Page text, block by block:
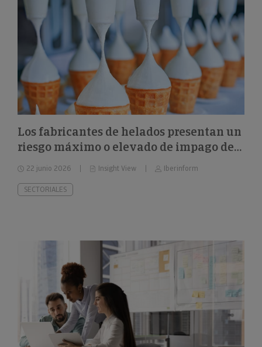
Los fabricantes de helados presentan un
riesgo máximo o elevado de impago del
26%
22 junio 2026 Insight View Iberinform
SECTORIALES